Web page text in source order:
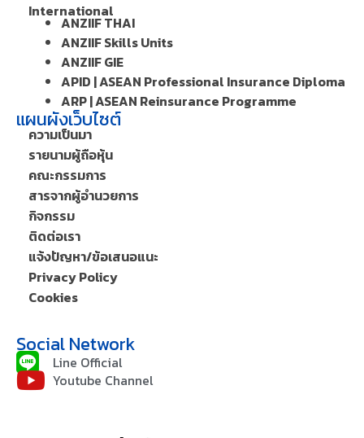
International
ANZIIF THAI
ANZIIF Skills Units
ANZIIF GIE
APID | ASEAN Professional Insurance Diploma
ARP | ASEAN Reinsurance Programme
แผนผังเว็บไซต์
ความเป็นมา
รายนามผู้ถือหุ้น
คณะกรรมการ
สารจากผู้อำนวยการ
กิจกรรม
ติดต่อเรา
แจ้งปัญหา/ข้อเสนอแนะ
Privacy Policy
Cookies
Social Network
Line Official
Youtube Channel